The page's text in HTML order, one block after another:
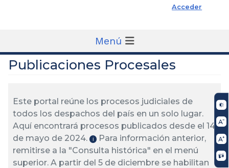
Acceder
Menú
Publicaciones Procesales
Este portal reúne los procesos judiciales de
todos los despachos del país en un solo lugar.
Aquí encontrará procesos publicados desde el 14
de mayo de 2024.
ℹ️
Para información anterior,
remitirse a la "Consulta histórica" en el menú
superior. A partir del 5 de diciembre se habilitan